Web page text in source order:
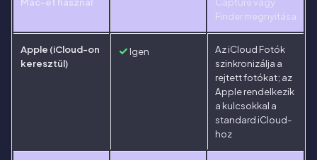
Finder megnyitása
Apple (iCloud-on
keresztül)
✓ Igen
Az iCloud Fotók
szinkronizálja a
rejtett fotókat; az
Apple rendelkezik
a kulcsokkal a
standard iCloud-
hoz